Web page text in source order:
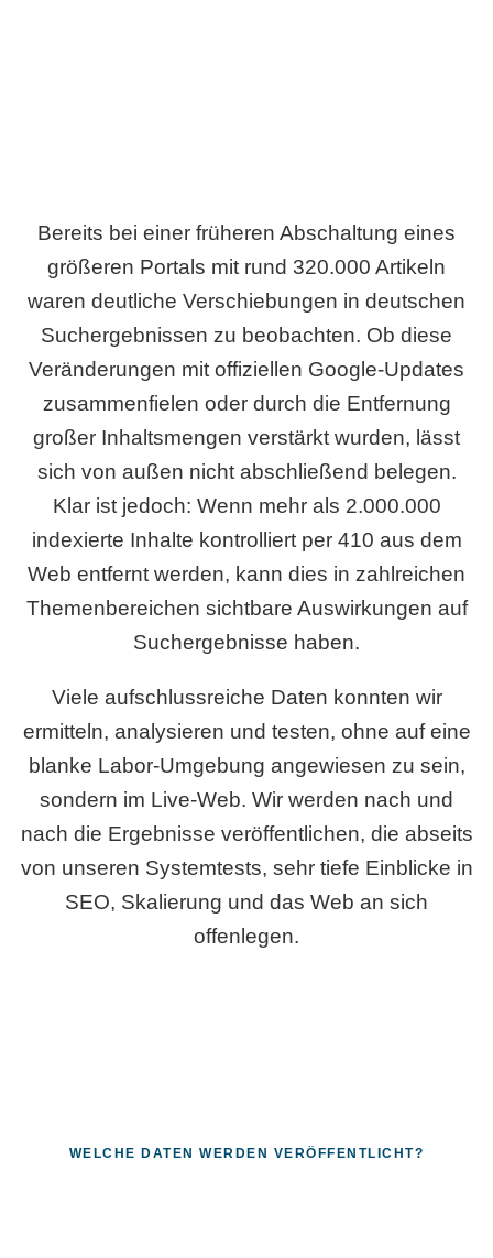
Bereits bei einer früheren Abschaltung eines
größeren Portals mit rund 320.000 Artikeln
waren deutliche Verschiebungen in deutschen
Suchergebnissen zu beobachten. Ob diese
Veränderungen mit offiziellen Google-Updates
zusammenfielen oder durch die Entfernung
großer Inhaltsmengen verstärkt wurden, lässt
sich von außen nicht abschließend belegen.
Klar ist jedoch: Wenn mehr als 2.000.000
indexierte Inhalte kontrolliert per 410 aus dem
Web entfernt werden, kann dies in zahlreichen
Themenbereichen sichtbare Auswirkungen auf
Suchergebnisse haben.
Viele aufschlussreiche Daten konnten wir
ermitteln, analysieren und testen, ohne auf eine
blanke Labor-Umgebung angewiesen zu sein,
sondern im Live-Web. Wir werden nach und
nach die Ergebnisse veröffentlichen, die abseits
von unseren Systemtests, sehr tiefe Einblicke in
SEO, Skalierung und das Web an sich
offenlegen.
WELCHE DATEN WERDEN VERÖFFENTLICHT?